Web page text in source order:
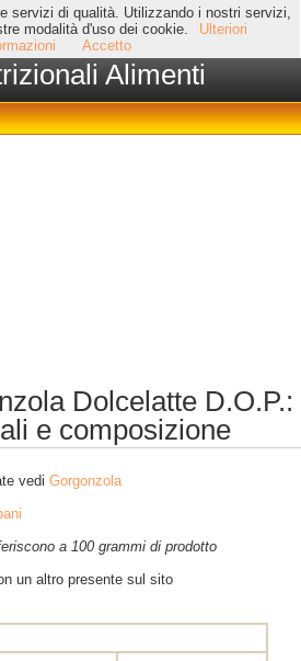
servizi di qualità. Utilizzando i nostri servizi,
modalità d'uso dei cookie.
Ulteriori
Accetto
Alimenti
Dolcelatte D.O.P.:
e composizione
vedi Gorgonzola
a 100 grammi di prodotto
un altro presente sul sito